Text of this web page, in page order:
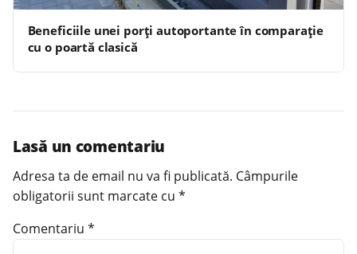
Beneficiile unei porți autoportante în comparație
cu o poartă clasică
Lasă un comentariu
Adresa ta de email nu va fi publicată. Câmpurile
obligatorii sunt marcate cu *
Comentariu *